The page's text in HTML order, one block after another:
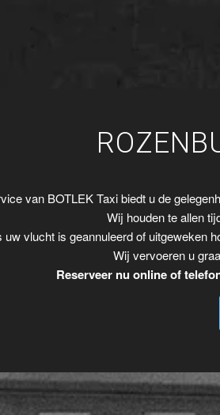
van BOTLEK Taxi biedt u de
Wij houden te allen
uw vlucht is geannuleerd of uitgeweken
Wij vervoeren u
Reserveer nu online of